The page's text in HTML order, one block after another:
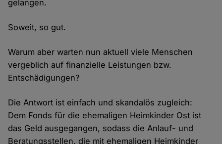
gelangen.
Soweit, so gut.
Warum aber warten nun aktuell viele Menschen
vergeblich auf finanzielle Leistungen bzw.
Entschädigungen?
Die Antwort ist einfach und skandalös zugleich:
Dem Fonds für die ehemaligen Heimkinder Ost ist
das Geld ausgegangen, sodass die Anlauf- und
Beratungsstellen, die mit ehemaligen Heimkinder